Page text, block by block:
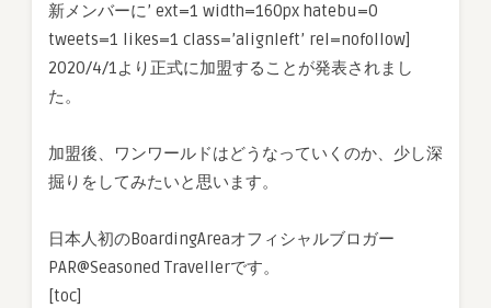
新メンバーに’ ext=1 width=160px hatebu=0
tweets=1 likes=1 class=’alignleft’ rel=nofollow]
2020/4/1より正式に加盟することが発表されまし
た。
加盟後、ワンワールドはどうなっていくのか、少し深
掘りをしてみたいと思います。
日本人初のBoardingAreaオフィシャルブロガー
PAR@Seasoned Travellerです。
[toc]